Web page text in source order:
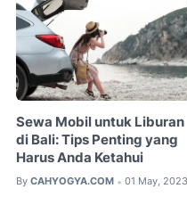
Sewa Mobil untuk Liburan
di Bali: Tips Penting yang
Harus Anda Ketahui
By CAHYOGYA.COM • 01 May, 2023